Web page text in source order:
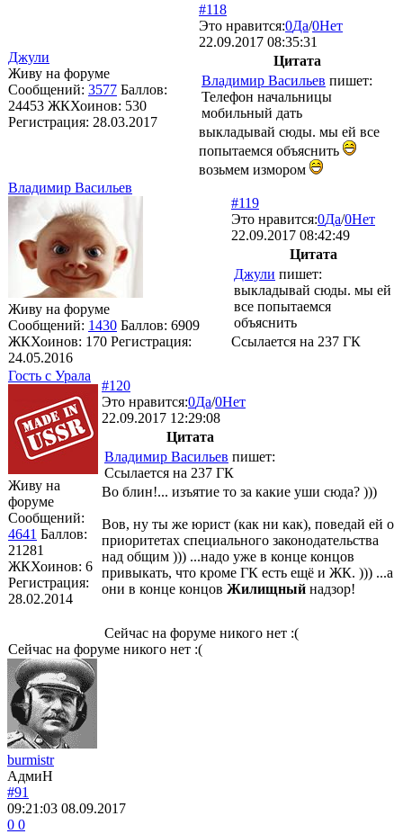
Джули
Живу на форуме
Сообщений: 3577 Баллов:
24453 ЖКХоинов: 530
Регистрация: 28.03.2017
#118
Это нравится:0Да/0Нет
22.09.2017 08:35:31
Цитата
Владимир Васильев пишет:
Телефон начальницы
мобильный дать
выкладывай сюды. мы ей все
попытаемся объяснить
возьмем измором
Владимир Васильев
Живу на форуме
Сообщений: 1430 Баллов: 6909
ЖКХоинов: 170 Регистрация:
24.05.2016
#119
Это нравится:0Да/0Нет
22.09.2017 08:42:49
Цитата
Джули пишет:
выкладывай сюды. мы ей
все попытаемся
объяснить
Ссылается на 237 ГК
Гость с Урала
Живу на
форуме
Сообщений:
4641 Баллов:
21281
ЖКХоинов: 6
Регистрация:
28.02.2014
#120
Это нравится:0Да/0Нет
22.09.2017 12:29:08
Цитата
Владимир Васильев пишет:
Ссылается на 237 ГК
Во блин!... изъятие то за какие уши сюда? )))
Вов, ну ты же юрист (как ни как), поведай ей о
приоритетах специального законодательства
над общим ))) ...надо уже в конце концов
привыкать, что кроме ГК есть ещё и ЖК. ))) ...а
они в конце концов Жилищный надзор!
Сейчас на форуме никого нет :(
Сейчас на форуме никого нет :(
burmistr
АдмиН
#91
09:21:03 08.09.2017
0 0